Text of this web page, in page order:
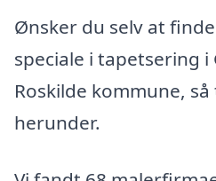
Ønsker du selv at
speciale i tapetsering
Roskilde kommune,
herunder.